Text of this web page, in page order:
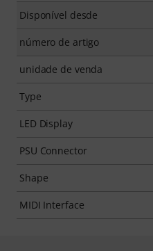
Disponível desde
número de artigo
unidade de venda
Type
LED Display
PSU Connector
Shape
MIDI Interface